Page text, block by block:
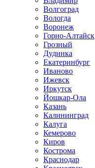
Волгоград
Вологда
Воронеж
Горно-Алтайск
Грозный
Дудинка
Екатеринбург
Иваново
Ижевск
Иркутск
Йошкар-Ола
Казань
Калининград
Калуга
Кемерово
Киров
Кострома
Краснодар